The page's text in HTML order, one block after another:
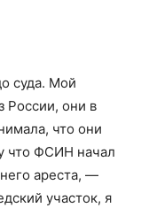
суда. Мой
России, они в
что они
что ФСИН начал
ареста, —
участок, я